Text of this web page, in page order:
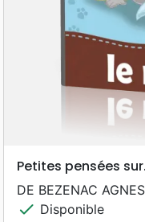
Petites pensées
DE BEZENAC
check Disponible